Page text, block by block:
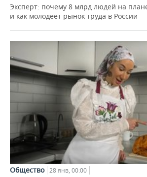
Эксперт: почему 8 млрд людей на
и как молодеет рынок труда в России
Общество 28 янв, 00:00